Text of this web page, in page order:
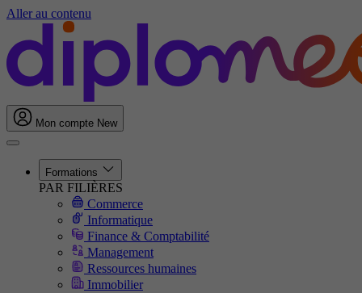
Aller au contenu
Mon compte New
Formations
PAR FILIÈRES
Commerce
Informatique
Finance & Comptabilité
Management
Ressources humaines
Immobilier